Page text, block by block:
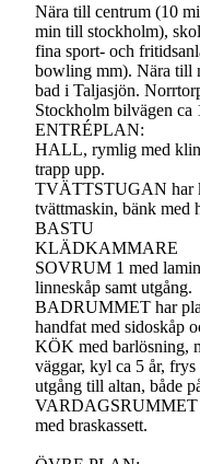
Nära till centrum (10
min till stockholm),
fina sport- och
bowling mm). Nära till
bad i Taljasjön.
Stockholm bilvägen ca
ENTRÉPLAN:
HALL, rymlig med
trapp upp.
TVÄTTSTUGAN har
tvättmaskin, bänk med
BASTU
KLÄDKAMMARE
SOVRUM 1 med
linneskåp samt utgång.
BADRUMMET har
handfat med sidoskåp
KÖK med barlösning,
väggar, kyl ca 5 år,
utgång till altan, både
VARDAGSRUMMET
med braskassett.